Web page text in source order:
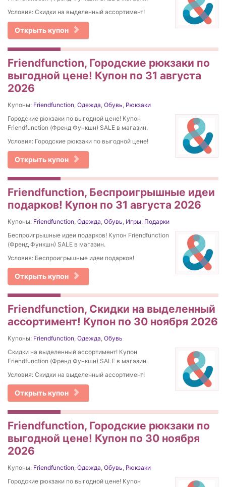
Условия: Скидки на выделенный ассортимент!
Открыть купон
Friendfunction, Городские рюкзаки по
выгодной цене! Купон по 31 августа
2026
Купоны: Friendfunction, Одежда, Обувь, Рюкзаки
Городские рюкзаки по выгодной цене! Купон
Friendfunction (Френд Функшн) SALE в магазин.
Условия: Городские рюкзаки по выгодной цене!
Открыть купон
Friendfunction, Беспроигрышные идеи
подарков! Купон по 31 августа 2026
Купоны: Friendfunction, Одежда, Обувь, Игры, Подарки
Беспроигрышные идеи подарков! Купон Friendfunction
(Френд Функшн) SALE в магазин.
Условия: Беспроигрышные идеи подарков!
Открыть купон
Friendfunction, Скидки на выделенный
ассортимент! Купон по 30 ноября 2026
Купоны: Friendfunction, Одежда, Обувь
Скидки на выделенный ассортимент! Купон
Friendfunction (Френд Функшн) SALE в магазин.
Условия: Скидки на выделенный ассортимент!
Открыть купон
Friendfunction, Городские рюкзаки по
выгодной цене! Купон по 30 ноября
2026
Купоны: Friendfunction, Одежда, Обувь, Рюкзаки
Городские рюкзаки по выгодной цене! Купон